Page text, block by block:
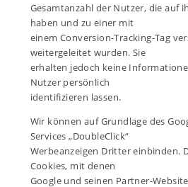
Gesamtanzahl der Nutzer, die auf
haben und zu einer mit
einem Conversion-Tracking-Tag
weitergeleitet wurden. Sie
erhalten jedoch keine
Nutzer persönlich
identifizieren lassen.
Wir können auf Grundlage des
Services „DoubleClick“
Werbeanzeigen Dritter einbinden.
Cookies, mit denen
Google und seinen Partner-